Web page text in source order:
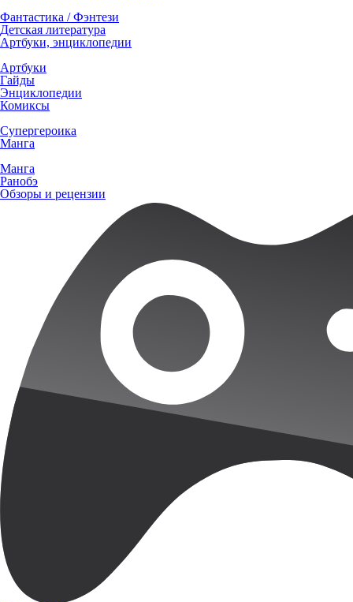
Фантастика / Фэнтези
Детская литература
Артбуки, энциклопедии
Артбуки
Гайды
Энциклопедии
Комиксы
Супергероика
Манга
Манга
Ранобэ
Обзоры и рецензии